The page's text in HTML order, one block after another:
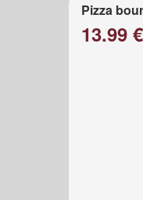
Pizza
13.99 €